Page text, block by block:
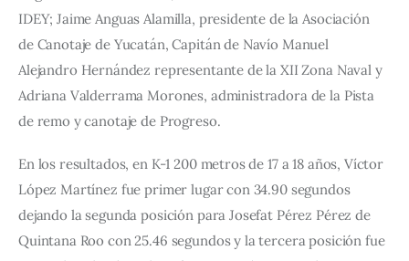
IDEY; Jaime Anguas Alamilla, presidente de la Asociación
de Canotaje de Yucatán, Capitán de Navío Manuel
Alejandro Hernández representante de la XII Zona Naval y
Adriana Valderrama Morones, administradora de la Pista
de remo y canotaje de Progreso.
En los resultados, en K-1 200 metros de 17 a 18 años, Víctor
López Martínez fue primer lugar con 34.90 segundos
dejando la segunda posición para Josefat Pérez Pérez de
Quintana Roo con 25.46 segundos y la tercera posición fue